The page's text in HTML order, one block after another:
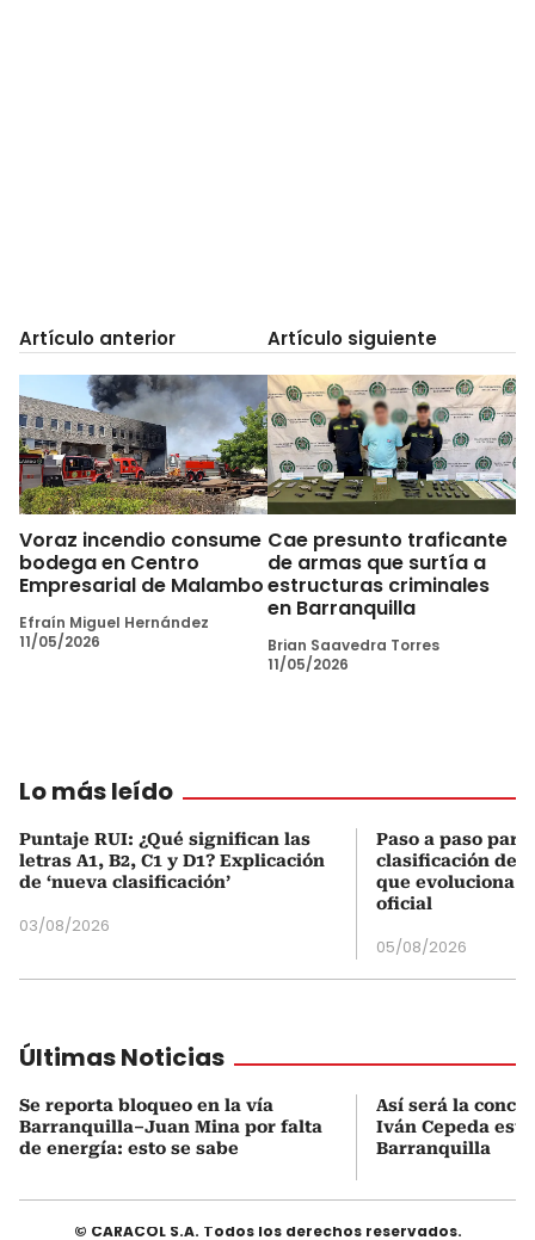
Artículo anterior
Voraz incendio consume
bodega en Centro
Empresarial de Malambo
Efraín Miguel Hernández
11/05/2026
Artículo siguiente
Cae presunto traficante
de armas que surtía a
estructuras criminales
en Barranquilla
Brian Saavedra Torres
11/05/2026
Lo más leído
Puntaje RUI: ¿Qué significan las
letras A1, B2, C1 y D1? Explicación
de ‘nueva clasificación’
03/08/2026
Paso a paso
clasificación del
que evoluciona
oficial
05/08/2026
Últimas Noticias
Se reporta bloqueo en la vía
Barranquilla–Juan Mina por falta
de energía: esto se sabe
Así será la
Iván Cepeda
Barranquilla
© CARACOL S.A. Todos los derechos reservados.